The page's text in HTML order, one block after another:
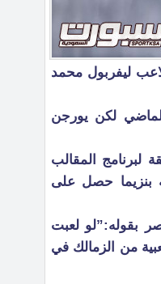
ليفربول محمد
لكن يورجن
المقالب
بنزيما حصل على
بقوله:”لو لعبت
من الزمالك في